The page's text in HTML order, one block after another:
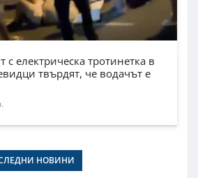
електрическа тротинетка в
твърдят, че водачът е
НОВИНИ